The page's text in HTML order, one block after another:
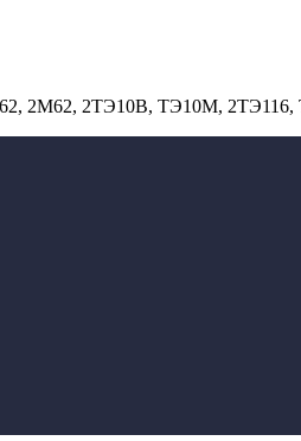
2М62, 2ТЭ10В, ТЭ10М,